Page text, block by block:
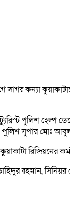
কন্যা
পুলিশ হেল্প
পুলিশ সুপার মোঃ
রিজিয়নের
রহমান,